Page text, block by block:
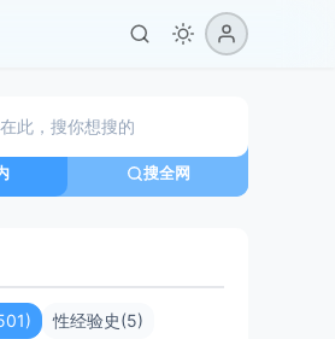
搜全网
性经验史(5)